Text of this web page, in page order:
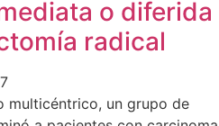
o diferida
radical
multicéntrico, un grupo de